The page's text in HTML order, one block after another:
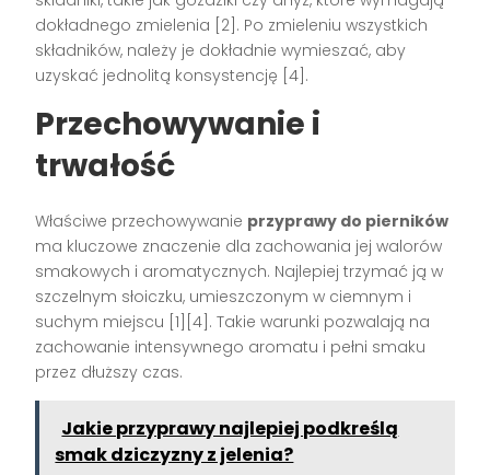
dokładnego zmielenia [2]. Po zmieleniu wszystkich
składników, należy je dokładnie wymieszać, aby
uzyskać jednolitą konsystencję [4].
Przechowywanie i
trwałość
Właściwe przechowywanie przyprawy do pierników
ma kluczowe znaczenie dla zachowania jej walorów
smakowych i aromatycznych. Najlepiej trzymać ją w
szczelnym słoiczku, umieszczonym w ciemnym i
suchym miejscu [1][4]. Takie warunki pozwalają na
zachowanie intensywnego aromatu i pełni smaku
przez dłuższy czas.
Jakie przyprawy najlepiej podkreślą
smak dziczyzny z jelenia?